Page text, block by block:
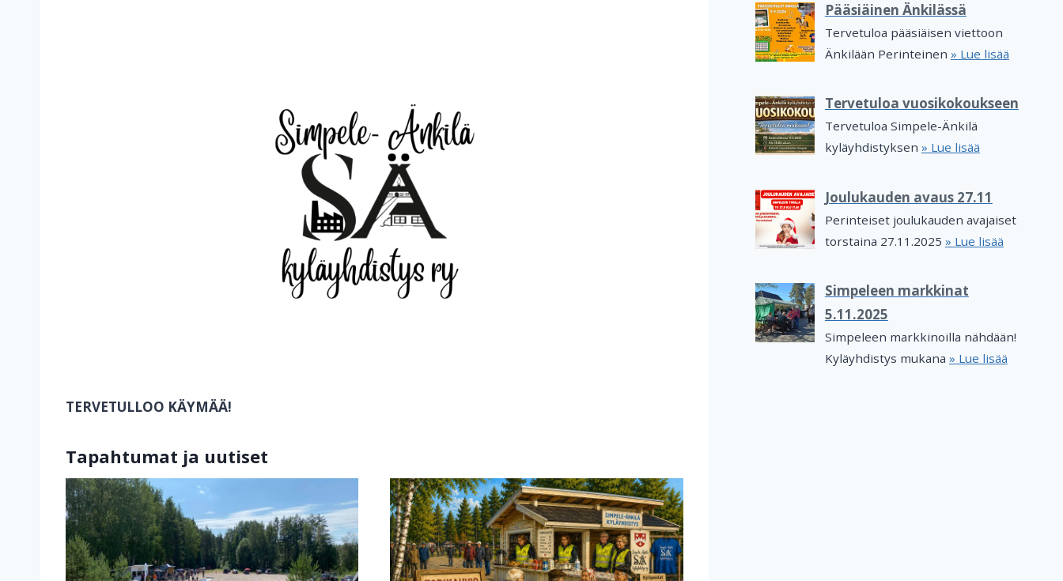
TERVETULLOO KÄYMÄÄ!
Tapahtumat ja uutiset
Pääsiäinen Änkilässä
Tervetuloa pääsiäisen viettoon
Änkilään Perinteinen » Lue lisää
Tervetuloa vuosikokoukseen
Tervetuloa Simpele-Änkilä
kyläyhdistyksen » Lue lisää
Joulukauden avaus 27.11
Perinteiset joulukauden avajaiset
torstaina 27.11.2025 » Lue lisää
Simpeleen markkinat
5.11.2025
Simpeleen markkinoilla nähdään!
Kyläyhdistys mukana » Lue lisää